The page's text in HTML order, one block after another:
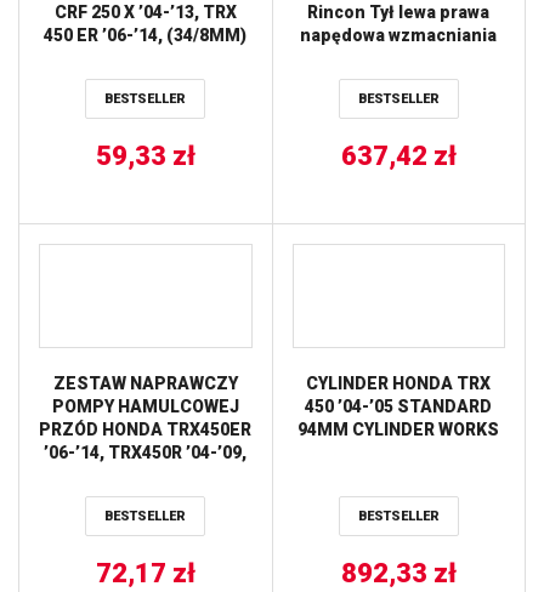
CRF 250 X ’04-’13, TRX
450 ER ’06-’14, (34/8MM)
BESTSELLER
59,33 zł
Rincon Tył lewa prawa
napędowa wzmacniania
BESTSELLER
637,42 zł
ZESTAW NAPRAWCZY
POMPY HAMULCOWEJ
PRZÓD HONDA TRX450ER
’06-’14, TRX450R ’04-’09,
YAMAHA XVS95 V STAR
’11-’15 ALL BALLS
BESTSELLER
72,17 zł
CYLINDER HONDA TRX
450 ’04-’05 STANDARD
94MM CYLINDER WORKS
BESTSELLER
892,33 zł